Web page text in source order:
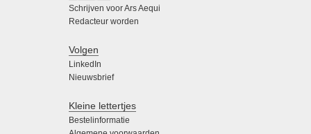
Schrijven voor Ars Aequi
Redacteur worden
Volgen
LinkedIn
Nieuwsbrief
Kleine lettertjes
Bestelinformatie